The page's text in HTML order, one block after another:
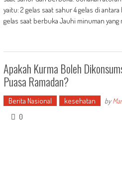
yaitu: 2 gelas saat sahur 4 gelas di
gelas saat berbuka Jauhi minuman
Apakah Kurma Boleh
Puasa Ramadan?
Berita Nasional kesehatan by
0